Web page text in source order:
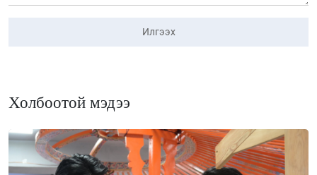
Илгээх
Холбоотой мэдээ